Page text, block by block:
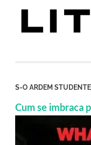
S-O ARDEM
Cum se imbraca